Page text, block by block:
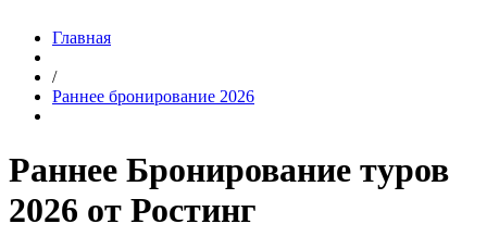
Главная
/
Раннее бронирование 2026
Раннее Бронирование туров
2026 от Ростинг